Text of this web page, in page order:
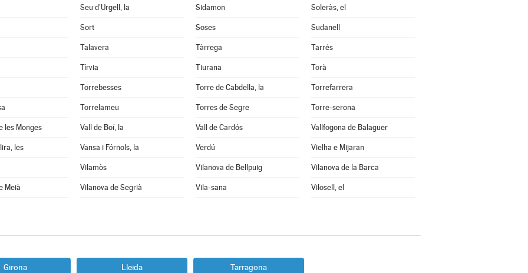
Seu d'Urgell, la Sidamon Soleràs, el
Sort Soses Sudanell
Talavera Tàrrega Tarrés
Tírvia Tiurana Torà
Torrebesses Torre de Cabdella, la Torrefarrera
Torrelameu Torres de Segre Torre-serona
les Monges Vall de Boí, la Vall de Cardós Vallfogona de Balaguer
les Vansa i Fórnols, la Verdú Vielha e Mijaran
Vilamòs Vilanova de Bellpuig Vilanova de la Barca
Meià Vilanova de Segrià Vila-sana Vilosell, el
Girona Lleida Tarragona